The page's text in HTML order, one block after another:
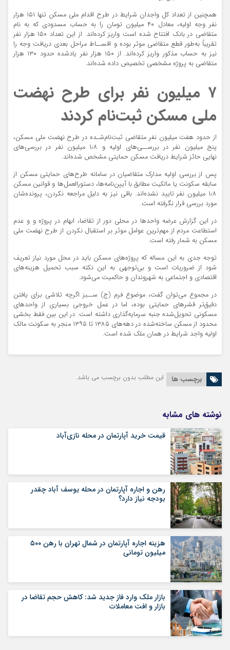
همچنین از تعداد کل واجدان شرایط در طرح اقدام ملی مسکن تنها ۱۵۱ هزار
نفر وجه اولیه، معادل ۴۰ میلیون تومان را به حساب مسدودی که به نام
متقاضی در بانک افتتاح شده است واریز کرده‌اند. از این تعداد ۱۵۰ هزار نفر
تقریباً به‌طور قطع متقاضی موثر بوده و اقســاط مراحل بعدی دریافت وجه را
نیز به حساب مذکور واریز کرده‌اند. از ۱۵۰ هزار نفر یادشده حدود ۱۳۰ هزار
متقاضی به پروژه مشخصی تخصیص داده ‌شده‌اند.
۷ میلیون نفر برای طرح نهضت
ملی مسکن ثبت‌نام کردند
از حدود هفت میلیون نفر متقاضی ثبت‌نام‌شـده در طرح نهضت ملی مسکن،
پنج میلیون نفر در بررســی‌های اولیه و ۱٫۸ میلیون نفر در بررسی‌های
نهایی حائز شرایط دریافت مسکن حمایتی مشخص شده‌اند.
پس از بررسی‌ اولیه مدارک متقاضیان در سامانه طرح‌های حمایتی مسکن از
سابقه سکونت یا مالکیت مطابق با آیین‌نامه‌ها، دستورالعمل‌ها و قوانین مسکن
۱٫۸ میلیون نفر تایید نشده‌اند. باقی نیز به دلیل مراجعه نکردن، پرونده‌شان
مورد بررسی قرار نگرفته ‌است.
در این گزارش عرضه واحدها در محلی دور از تقاضا، ابهام در پروژه و و عدم
استطاعت مردم از مهم‌ترین عوامل موثر بر استقبال نکردن از طرح نهضت ملی
مسکن به شمار رفته است.
توجه جدی به این مساله که پروژه‌های مسکن باید در محل مورد نیاز تعریف
شود از ضروریات است و بی‌توجهی به این نکته سبب تحمیل هزینه‌های
اقتصادی و اجتماعی به شهروندان و حاکمیت می‌شود.
در مجموع می‌توان گفت، موضوع فرم (ج) ســبز اگرچه تلاشی برای یافتن
دقیق‌تر قشرهای حمایتی بوده، اما در عمل خروجی بسیاری از واحدهای
مسکونی تحویل‌شده جنبه سرمایه‌گذاری داشته است. در این بین فقط بخشی
محدود از مسکن ساخته‌شده در دهه‌های ۱۳۸۵ تا ۱۳۹۵ منجر به سکونت مالک
اولیه واجد شرایط در همان ملک شده است.
برچسب ها این مطلب بدون برچسب می باشد.
نوشته های مشابه
قیمت خرید آپارتمان در محله نازی‌آباد
رهن و اجاره آپارتمان در محله یوسف آباد چقدر
بودجه نیاز دارد؟
هزینه اجاره آپارتمان در شمال تهران با رهن ۵۰۰
میلیون تومانی
بازار ملک وارد فاز جدید شد: کاهش حجم تقاضا در
بازار و افت معاملات